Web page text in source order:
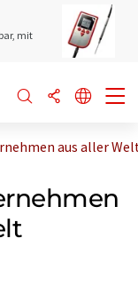
mit
aus aller